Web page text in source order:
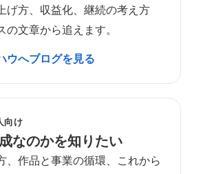
げ方、収益化、継続の考え方
の文章から追えます。
ウへブログを見る
向け
なのかを知りたい
、作品と事業の循環、これから